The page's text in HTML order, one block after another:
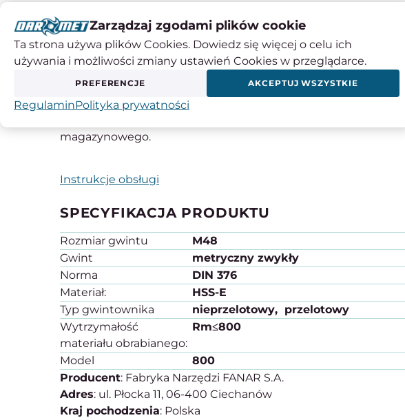
Katalog produktów firmy FANAR.
Dostępności są informacyjne na podstawie danych z firmy
rzeczywistego stanu. Przed zakupem prosimy o kontakt w
magazynowego.
Instrukcje obsługi
SPECYFIKACJA PRODUKTU
Rozmiar gwintu
M48
Gwint
metryczny zwykły
Norma
DIN 376
Materiał:
HSS-E
Typ gwintownika
nieprzelotowy
przelotowy
Wytrzymałość
materiału obrabianego:
Rm≤800
Model
800
Producent: Fabryka Narzędzi FANAR S.A.
Adres: ul. Płocka 11, 06-400 Ciechanów
Kraj pochodzenia: Polska
Zarządzaj zgodami plików cookie
Ta strona używa plików Cookies. Dowiedz się więcej o celu ich
używania i możliwości zmiany ustawień Cookies w przeglądarce.
PREFERENCJE AKCEPTUJ WSZYSTKIE
RegulaminPolityka prywatności